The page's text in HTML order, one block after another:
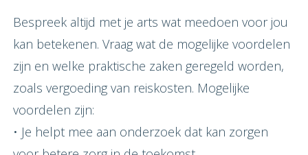
Bespreek altijd met je arts wat meedoen voor jou
kan betekenen. Vraag wat de mogelijke voordelen
zijn en welke praktische zaken geregeld worden,
zoals vergoeding van reiskosten. Mogelijke
voordelen zijn:
• Je helpt mee aan onderzoek dat kan zorgen